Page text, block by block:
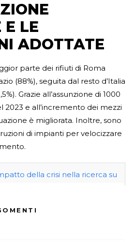
LE
ADOTTATE
parte dei rifiuti di Roma
(88%), seguita dal resto d’Italia
Grazie all’assunzione di 1000
2023 e all’incremento dei mezzi
è migliorata. Inoltre, sono
di impianti per velocizzare
della crisi nella ricerca su